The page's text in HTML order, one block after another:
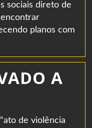
sociais direto de
planos com
A
de violência